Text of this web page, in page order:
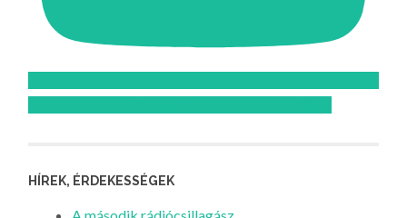
HÍREK, ÉRDEKESSÉGEK
A második rádiócsillagász